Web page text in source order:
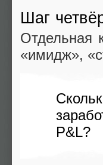
Шаг
Отдельная
«имидж»,
P&L?